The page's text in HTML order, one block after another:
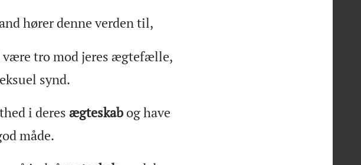
hører denne verden til,
være tro mod jeres ægtefælle,
synd.
i deres ægteskabog have
måde.